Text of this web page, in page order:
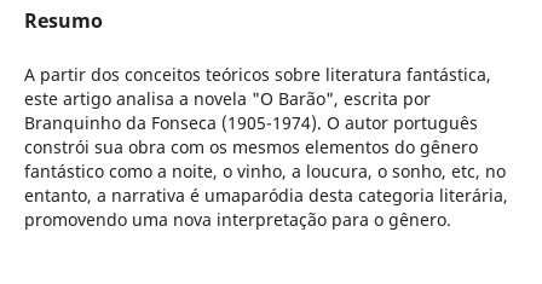
Resumo
A partir dos conceitos teóricos sobre literatura fantástica,
este artigo analisa a novela "O Barão", escrita por
Branquinho da Fonseca (1905-1974). O autor português
constrói sua obra com os mesmos elementos do gênero
fantástico como a noite, o vinho, a loucura, o sonho, etc, no
entanto, a narrativa é umaparódia desta categoria literária,
promovendo uma nova interpretação para o gênero.